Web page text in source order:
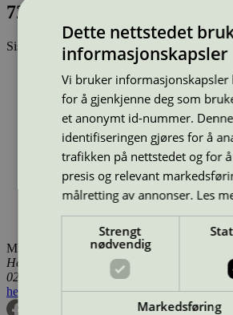
726 B&J Supergrund Hvid,
Sist oppdatert 20 jul 2026
Strekkode (GTIN):
570607300165
Vis alle GTIN Vis færre GTIN
Type: Innendørsmaling (EU ecolabel)
Lisensnummer:
DK/044/002
Miljømerke: EU Ecolabel
Merkevare: Beck & Jørgensen
Merkevare nettside: http://www.bj.dk
Lisensinnehaver: Beck & Jørgensen
Lisensinnehaver nettside:
Tilgjengelig i: Danmark
Miljømerking Norge
Henrik Ibsens gate 20
0255 Oslo
hei@svanemerket.no Tlf:24 14 46 00 Org.
Dette nettstedet
informasjonskapsler
Vi bruker informasjonskapsler
for å gjenkjenne deg som
et anonymt id-nummer. Denne
identifiseringen gjøres for å
trafikken på nettstedet og for
presis og relevant
målretting av annonser. Les
Strengt
nødvendig
Markedsføring